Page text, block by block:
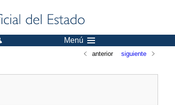
Menú
anterior siguiente